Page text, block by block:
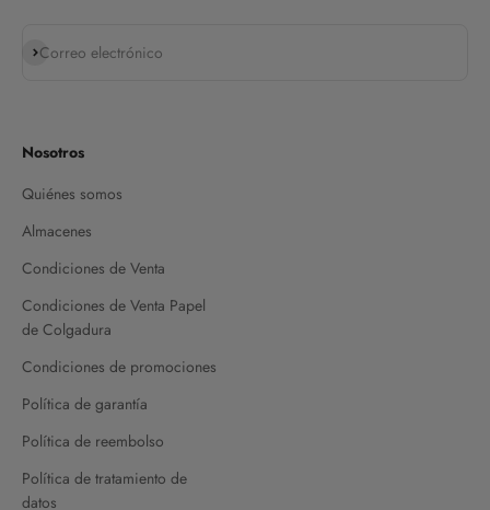
Correo electrónico
Suscribirse
Nosotros
Quiénes somos
Almacenes
Condiciones de Venta
Condiciones de Venta Papel
de Colgadura
Condiciones de promociones
Política de garantía
Política de reembolso
Política de tratamiento de
datos